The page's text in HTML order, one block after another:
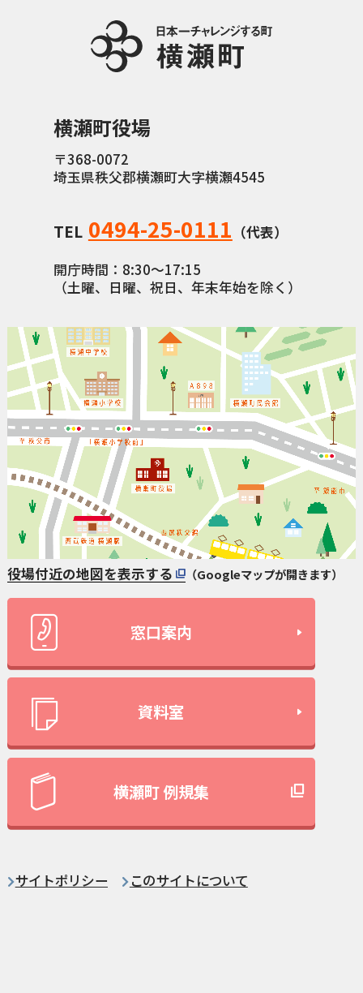
横瀬町役場
〒368-0072
埼玉県秩父郡横瀬町大字横瀬4545
TEL 0494-25-0111 （代表）
開庁時間：8:30〜17:15
（土曜、日曜、祝日、年末年始を除く）
役場付近の地図を表示する （Googleマップが開きます）
窓口案内
資料室
横瀬町 例規集
サイトポリシー このサイトについて